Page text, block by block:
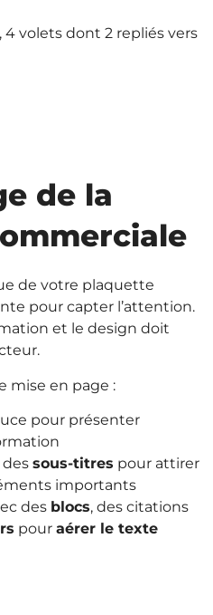
4 volets dont 2 repliés vers
de la
de votre plaquette
pour capter l’attention.
et le design doit
mise en page :
pour présenter
sous-titres pour attirer
importants
des blocs, des citations
pour aérer le texte